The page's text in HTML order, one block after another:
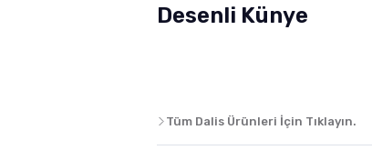
Desenli Künye
Tüm Dalis Ürünleri İçin Tıklayın.